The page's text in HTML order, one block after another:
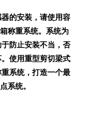
的安装，请使用容
称重系统。系统为
防止安装不当，否
使用重型剪切梁式
系统，打造一个最
系统。